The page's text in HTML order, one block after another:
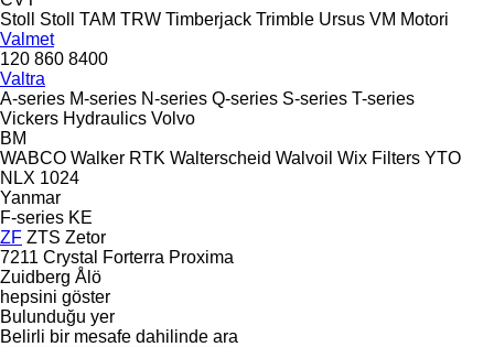
Stoll
Stoll TAM TRW Timberjack Trimble Ursus VM Motori
Valmet
120 860 8400
Valtra
A-series M-series N-series Q-series S-series T-series
Vickers Hydraulics Volvo
BM
WABCO Walker RTK Walterscheid Walvoil Wix Filters YTO
NLX 1024
Yanmar
F-series KE
ZF ZTS Zetor
7211 Crystal Forterra Proxima
Zuidberg Ålö
hepsini göster
Bulunduğu yer
Belirli bir mesafe dahilinde ara